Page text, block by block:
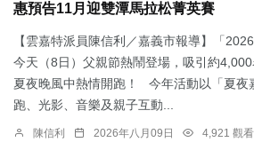
惠預告11月迎雙潭馬拉松菁英賽
【雲嘉特派員陳信利／嘉義市報導】「
今天（8日）父親節熱鬧登場，吸引約
夏夜晚風中熱情開跑！ 今年活動以「夏夜
跑、光影、音樂及親子互動...
陳信利 2026年八月09日 4,921 觀看